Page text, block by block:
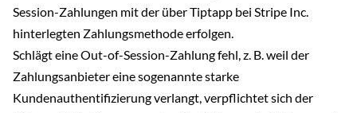
Session-Zahlungen mit der über Tiptapp bei Stripe Inc.
hinterlegten Zahlungsmethode erfolgen.
Schlägt eine Out-of-Session-Zahlung fehl, z. B. weil der
Zahlungsanbieter eine sogenannte starke
Kundenauthentifizierung verlangt, verpflichtet sich der